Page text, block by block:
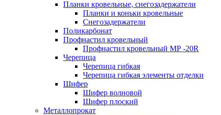
Планки кровельные, снегозадержатели
Планки и коньки кровельные
Снегозадержатели
Поликарбонат
Профнастил кровельный
Профнастил кровельный МР -20R
Черепица
Черепица гибкая
Черепица гибкая элементы отделки
Шифер
Шифер волновой
Шифер плоский
Металлопрокат